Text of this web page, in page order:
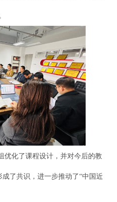
优化了课程设计，并对今后的教
了共识，进一步推动了“中国近